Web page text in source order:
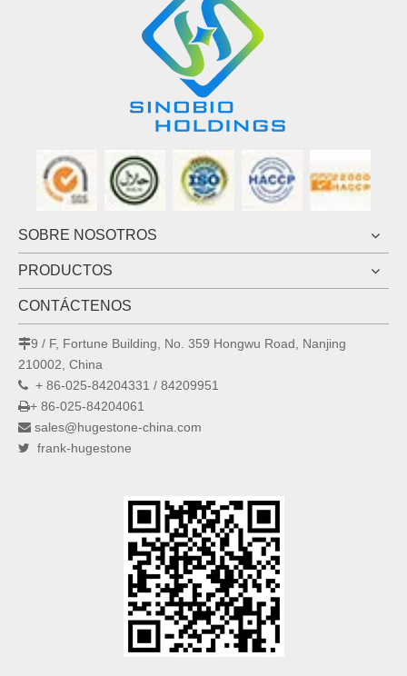
SOBRE NOSOTROS
PRODUCTOS
CONTÁCTENOS
9 / F, Fortune Building, No. 359 Hongwu Road, Nanjing
210002, China
 + 86-025-84204331 / 84209951
+ 86-025-84204061
 sales@hugestone-china.com
 frank-hugestone